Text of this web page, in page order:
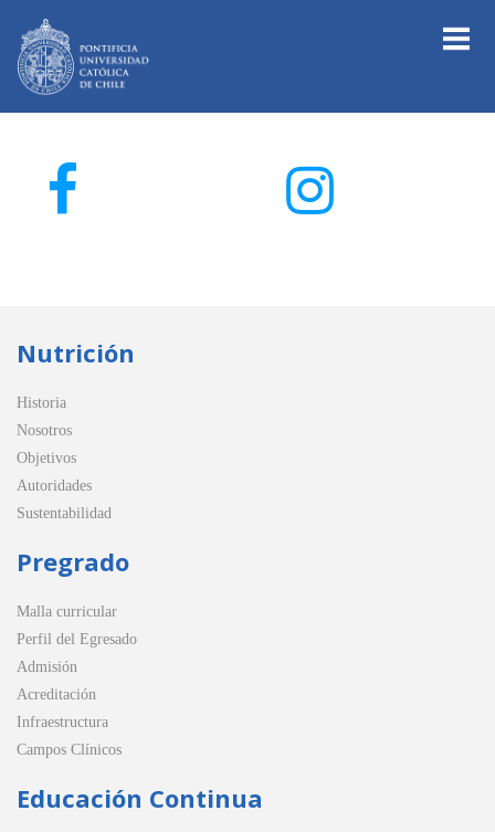
Nutrición
Historia
Nosotros
Objetivos
Autoridades
Sustentabilidad
Pregrado
Malla curricular
Perfil del Egresado
Admisión
Acreditación
Infraestructura
Campos Clínicos
Educación Continua